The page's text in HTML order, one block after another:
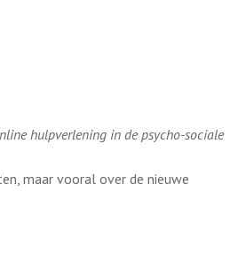
hulpverlening in de psycho-sociale
maar vooral over de nieuwe